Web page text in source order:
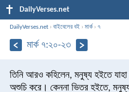
DailyVerses.net
DailyVerses.net ›বাইবেলের বই ›মার্ক› ৭
মার্ক ৭:২০-২৩
তিনি আরও কহিলেন, মনুষ্য হইতে যাহা
অশুচি করে। কেননা ভিতর হইতে,